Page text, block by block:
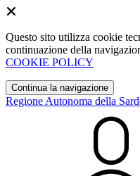
Questo sito utilizza cookie
continuazione della
COOKIE POLICY
Continua la navigazione
Regione Autonoma della